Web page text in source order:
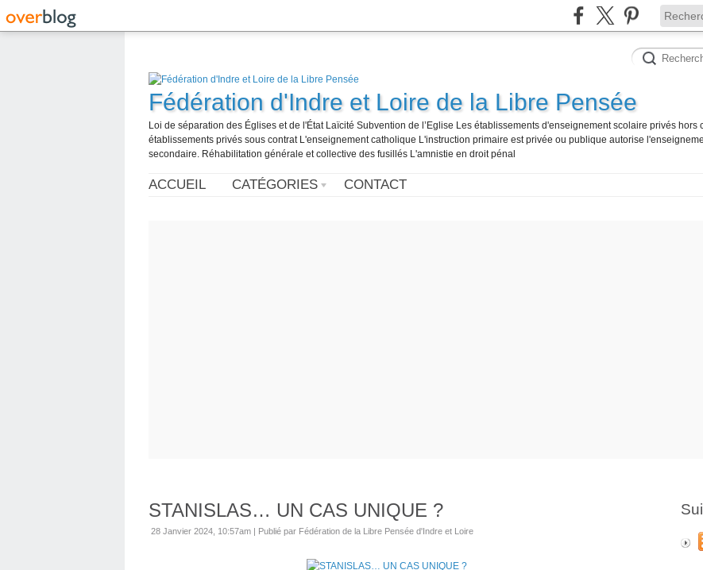
Fédération d'Indre et Loire de la Libre Pensée
Loi de séparation des Églises et de l'État Laïcité Subvention de l’Eglise Les établissements d'enseignement scolaire privés hors
établissements privés sous contrat L'enseignement catholique L'instruction primaire est privée ou publique autorise
secondaire. Réhabilitation générale et collective des fusillés L'amnistie en droit pénal
ACCUEIL CATÉGORIES CONTACT
STANISLAS… UN CAS UNIQUE ?
28 Janvier 2024, 10:57am | Publié par Fédération de la Libre Pensée d'Indre et Loire